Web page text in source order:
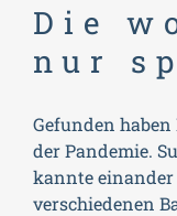
Die
nur
Gefunden
der Pandemie.
kannte
verschiedenen